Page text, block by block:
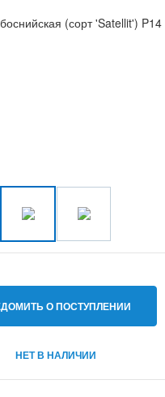
О ПОСТУПЛЕНИИ
НЕТ В НАЛИЧИИ